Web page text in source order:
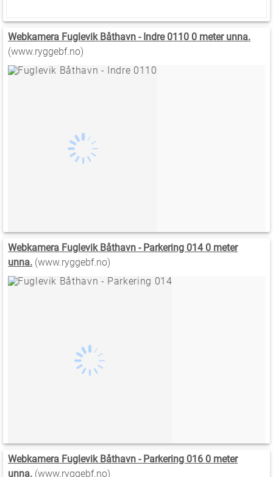
Webkamera Fuglevik Båthavn - Indre 0110 0 meter unna.
(www.ryggebf.no)
Webkamera Fuglevik Båthavn - Parkering 014 0 meter
unna. (www.ryggebf.no)
Webkamera Fuglevik Båthavn - Parkering 016 0 meter
unna. (www.ryggebf.no)